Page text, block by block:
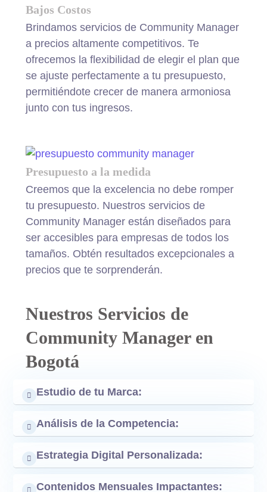
Bajos Costos
Brindamos servicios de Community Manager
a precios altamente competitivos. Te
ofrecemos la flexibilidad de elegir el plan que
se ajuste perfectamente a tu presupuesto,
permitiéndote crecer de manera armoniosa
junto con tus ingresos.
Presupuesto a la medida
Creemos que la excelencia no debe romper
tu presupuesto. Nuestros servicios de
Community Manager están diseñados para
ser accesibles para empresas de todos los
tamaños. Obtén resultados excepcionales a
precios que te sorprenderán.
Nuestros Servicios de
Community Manager en
Bogotá
Estudio de tu Marca:
Análisis de la Competencia:
Estrategia Digital Personalizada:
Contenidos Mensuales Impactantes: